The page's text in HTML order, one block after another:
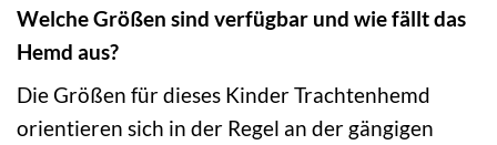
Welche Größen sind verfügbar und wie fällt das
Hemd aus?
Die Größen für dieses Kinder Trachtenhemd
orientieren sich in der Regel an der gängigen